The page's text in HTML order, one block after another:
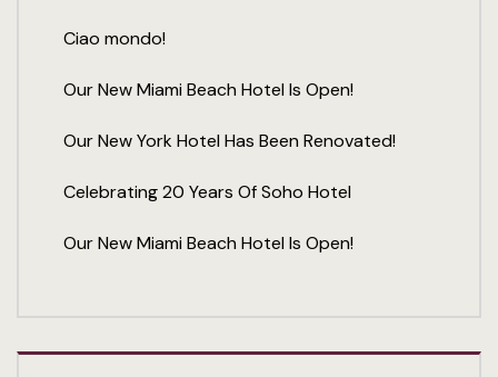
Ciao mondo!
Our New Miami Beach Hotel Is Open!
Our New York Hotel Has Been Renovated!
Celebrating 20 Years Of Soho Hotel
Our New Miami Beach Hotel Is Open!